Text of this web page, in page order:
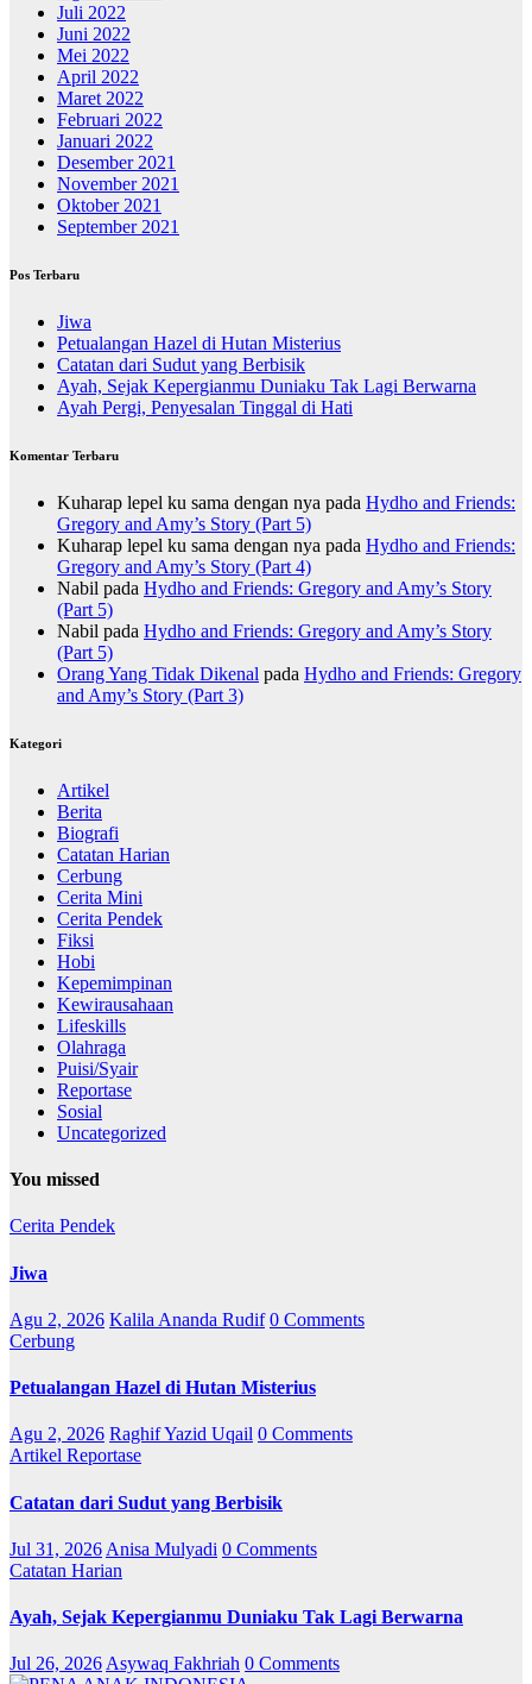
Juli 2022
Juni 2022
Mei 2022
April 2022
Maret 2022
Februari 2022
Januari 2022
Desember 2021
November 2021
Oktober 2021
September 2021
Pos Terbaru
Jiwa
Petualangan Hazel di Hutan Misterius
Catatan dari Sudut yang Berbisik
Ayah, Sejak Kepergianmu Duniaku Tak Lagi Berwarna
Ayah Pergi, Penyesalan Tinggal di Hati
Komentar Terbaru
Kuharap lepel ku sama dengan nya pada Hydho and Friends:
Gregory and Amy’s Story (Part 5)
Kuharap lepel ku sama dengan nya pada Hydho and Friends:
Gregory and Amy’s Story (Part 4)
Nabil pada Hydho and Friends: Gregory and Amy’s Story
(Part 5)
Nabil pada Hydho and Friends: Gregory and Amy’s Story
(Part 5)
Orang Yang Tidak Dikenal pada Hydho and Friends: Gregory
and Amy’s Story (Part 3)
Kategori
Artikel
Berita
Biografi
Catatan Harian
Cerbung
Cerita Mini
Cerita Pendek
Fiksi
Hobi
Kepemimpinan
Kewirausahaan
Lifeskills
Olahraga
Puisi/Syair
Reportase
Sosial
Uncategorized
You missed
Cerita Pendek
Jiwa
Agu 2, 2026 Kalila Ananda Rudif 0 Comments
Cerbung
Petualangan Hazel di Hutan Misterius
Agu 2, 2026 Raghif Yazid Uqail 0 Comments
Artikel Reportase
Catatan dari Sudut yang Berbisik
Jul 31, 2026 Anisa Mulyadi 0 Comments
Catatan Harian
Ayah, Sejak Kepergianmu Duniaku Tak Lagi Berwarna
Jul 26, 2026 Asywaq Fakhriah 0 Comments